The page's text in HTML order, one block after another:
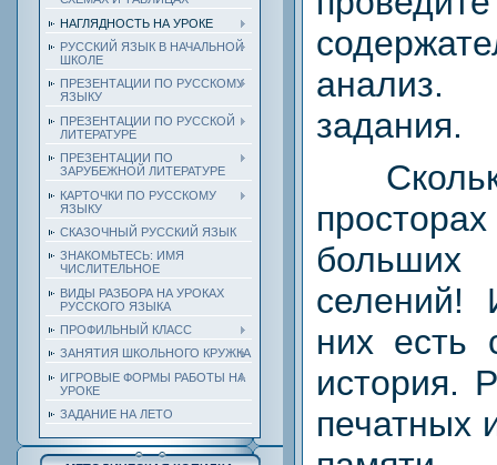
НАГЛЯДНОСТЬ НА УРОКЕ
РУССКИЙ ЯЗЫК В НАЧАЛЬНОЙ
ШКОЛЕ
ПРЕЗЕНТАЦИИ ПО РУССКОМУ
ЯЗЫКУ
ПРЕЗЕНТАЦИИ ПО РУССКОЙ
ЛИТЕРАТУРЕ
ПРЕЗЕНТАЦИИ ПО
ЗАРУБЕЖНОЙ ЛИТЕРАТУРЕ
КАРТОЧКИ ПО РУССКОМУ
ЯЗЫКУ
СКАЗОЧНЫЙ РУССКИЙ ЯЗЫК
ЗНАКОМЬТЕСЬ: ИМЯ
ЧИСЛИТЕЛЬНОЕ
ВИДЫ РАЗБОРА НА УРОКАХ
РУССКОГО ЯЗЫКА
ПРОФИЛЬНЫЙ КЛАСС
ЗАНЯТИЯ ШКОЛЬНОГО КРУЖКА
ИГРОВЫЕ ФОРМЫ РАБОТЫ НА
УРОКЕ
ЗАДАНИЕ НА ЛЕТО
задания.
селений!
них есть
история.
печатных